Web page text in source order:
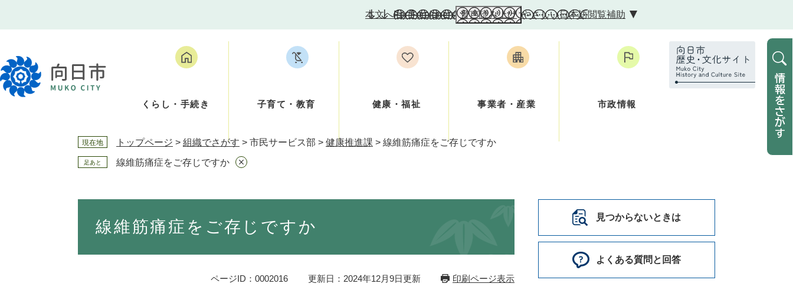
先
頭
で
を
飛
ば
本文へFor Foreigners 音声読み上げ やさしい日本語閲覧補助
くらし・手続き 子育て・教育 健康・福祉 事業者・産業 市政情報
現在地 トップページ > 組織でさがす > 市民サービス部 > 健康推進課 > 線維筋痛症をご存じですか
足あと 線維筋痛症をご存じですか
線維筋痛症をご存じですか
ページID：0002016 更新日：2024年12月9日更新 印刷ページ表示
見つからないときは
よくある質問と回答